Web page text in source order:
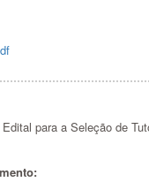
para a Seleção de